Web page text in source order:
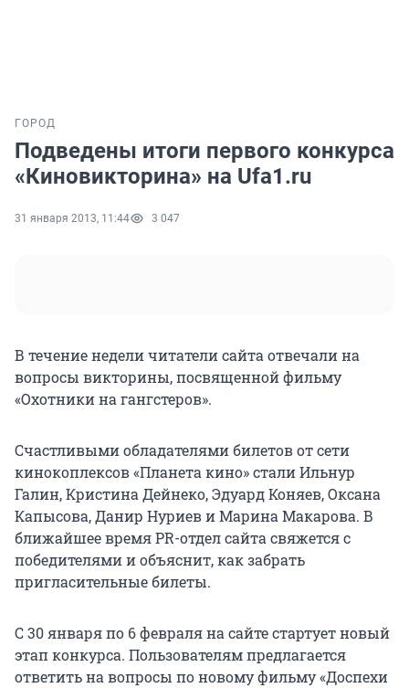
ГОРОД
Подведены итоги первого конкурса
«Киновикторина» на Ufa1.ru
31 января 2013, 11:44 3 047
В течение недели читатели сайта отвечали на
вопросы викторины, посвященной фильму
«Охотники на гангстеров».
Счастливыми обладателями билетов от сети
кинокоплексов «Планета кино» стали Ильнур
Галин, Кристина Дейнеко, Эдуард Коняев, Оксана
Капысова, Данир Нуриев и Марина Макарова. В
ближайшее время PR-отдел сайта свяжется с
победителями и объяснит, как забрать
пригласительные билеты.
С 30 января по 6 февраля на сайте стартует новый
этап конкурса. Пользователям предлагается
ответить на вопросы по новому фильму «Доспехи